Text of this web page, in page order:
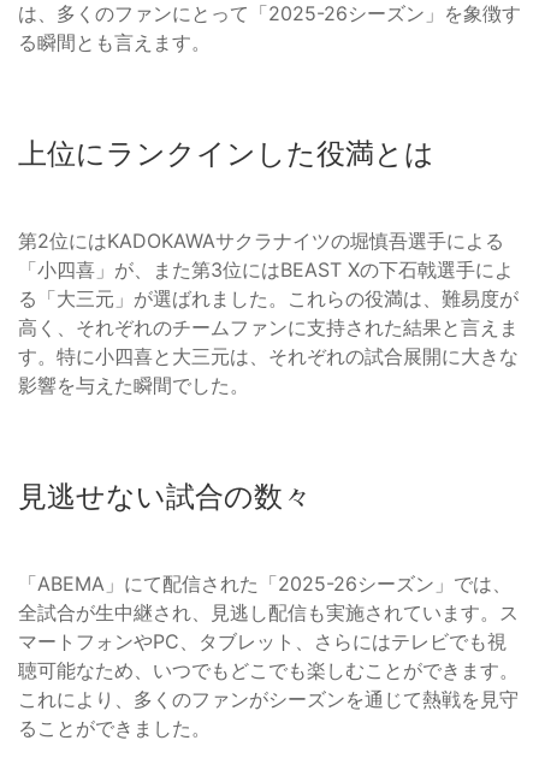
は、多くのファンにとって「2025-26シーズン」を象徴す
る瞬間とも言えます。
上位にランクインした役満とは
第2位にはKADOKAWAサクラナイツの堀慎吾選手による
「小四喜」が、また第3位にはBEAST Xの下石戟選手によ
る「大三元」が選ばれました。これらの役満は、難易度が
高く、それぞれのチームファンに支持された結果と言えま
す。特に小四喜と大三元は、それぞれの試合展開に大きな
影響を与えた瞬間でした。
見逃せない試合の数々
「ABEMA」にて配信された「2025-26シーズン」では、
全試合が生中継され、見逃し配信も実施されています。ス
マートフォンやPC、タブレット、さらにはテレビでも視
聴可能なため、いつでもどこでも楽しむことができます。
これにより、多くのファンがシーズンを通じて熱戦を見守
ることができました。